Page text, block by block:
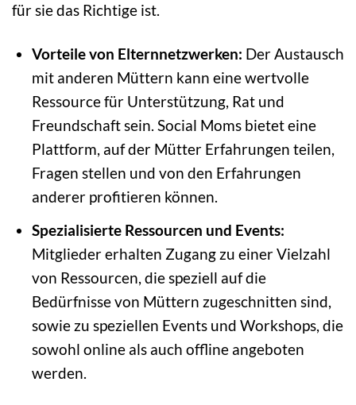
für sie das Richtige ist.
Vorteile von Elternnetzwerken: Der Austausch
mit anderen Müttern kann eine wertvolle
Ressource für Unterstützung, Rat und
Freundschaft sein. Social Moms bietet eine
Plattform, auf der Mütter Erfahrungen teilen,
Fragen stellen und von den Erfahrungen
anderer profitieren können.
Spezialisierte Ressourcen und Events:
Mitglieder erhalten Zugang zu einer Vielzahl
von Ressourcen, die speziell auf die
Bedürfnisse von Müttern zugeschnitten sind,
sowie zu speziellen Events und Workshops, die
sowohl online als auch offline angeboten
werden.